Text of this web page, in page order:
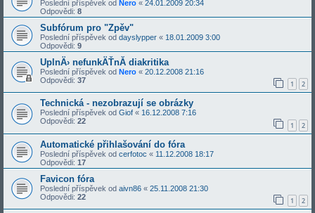
Poslední příspěvek od Nero « 24.01.2009 20:34
Odpovědi: 8
Subfórum pro "Zpěv"
Poslední příspěvek od dayslypper « 18.01.2009 3:00
Odpovědi: 9
UplnÄ› nefunkÄŤnĂ­ diakritika
Poslední příspěvek od Nero « 20.12.2008 21:16
Odpovědi: 37 1 2
Technická - nezobrazují se obrázky
Poslední příspěvek od Giof « 16.12.2008 7:16
Odpovědi: 22 1 2
Automatické přihlašování do fóra
Poslední příspěvek od cerfotoc « 11.12.2008 18:17
Odpovědi: 17
Favicon fóra
Poslední příspěvek od aivn86 « 25.11.2008 21:30
Odpovědi: 22 1 2